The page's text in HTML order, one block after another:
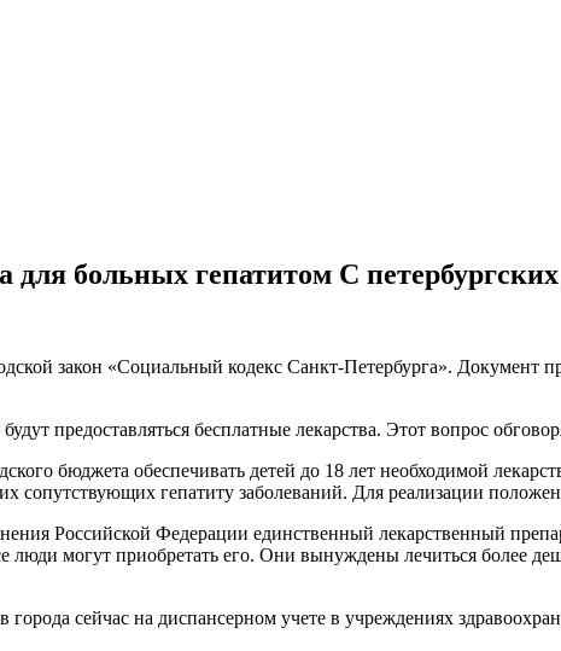
для больных гепатитом С
закон «Социальный кодекс Санкт-Петербурга». Документ
предоставляться бесплатные лекарства. Этот вопрос
бюджета обеспечивать детей до 18 лет необходимой
сопутствующих гепатиту заболеваний. Для реализации
Российской Федерации единственный лекарственный
люди могут приобретать его. Они вынуждены лечиться более
сейчас на диспансерном учете в учреждениях